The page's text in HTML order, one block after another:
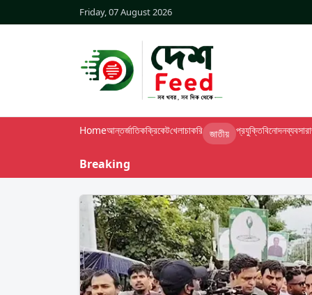
Friday, 07 August 2026
Homeআন্তর্জাতিকক্রিকেটখেলাচাকরি জাতীয় প্রযুক্তিবিনোদনব্যবসা
Breaking